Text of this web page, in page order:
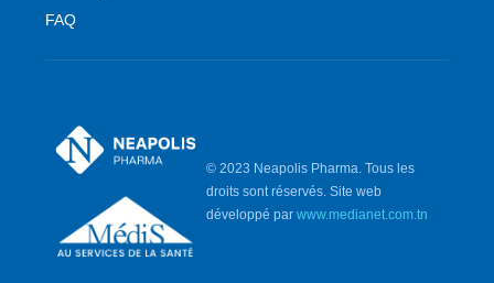
FAQ
© 2023 Neapolis Pharma. Tous les
droits sont réservés. Site web
développé parwww.medianet.com.tn